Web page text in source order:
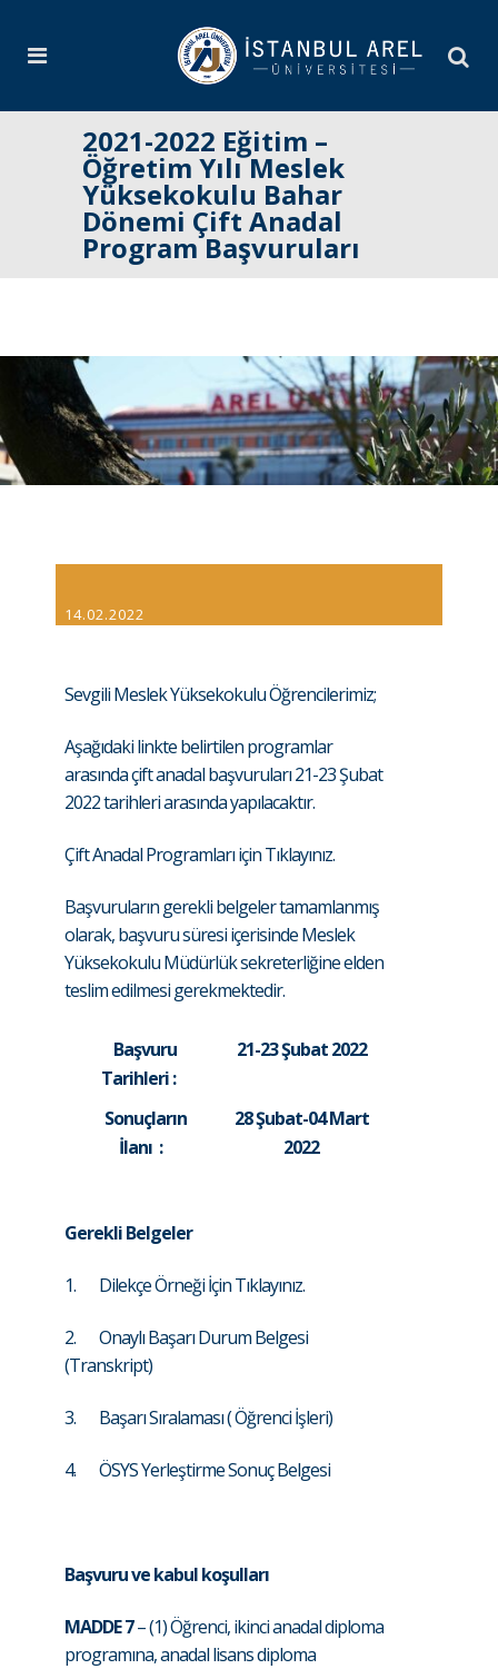
2021-2022 Eğitim –
Öğretim Yılı Meslek
Yüksekokulu Bahar
Dönemi Çift Anadal
Program Başvuruları
14.02.2022
Sevgili Meslek Yüksekokulu Öğrencilerimiz;
Aşağıdaki linkte belirtilen programlar
arasında çift anadal başvuruları 21-23 Şubat
2022 tarihleri arasında yapılacaktır.
Çift Anadal Programları için Tıklayınız.
Başvuruların gerekli belgeler tamamlanmış
olarak, başvuru süresi içerisinde Meslek
Yüksekokulu Müdürlük sekreterliğine elden
teslim edilmesi gerekmektedir.
Başvuru
Tarihleri :
21-23 Şubat 2022
Sonuçların
İlanı :
28 Şubat-04 Mart
2022
Gerekli Belgeler
1. Dilekçe Örneği İçin Tıklayınız.
2. Onaylı Başarı Durum Belgesi
(Transkript)
3. Başarı Sıralaması ( Öğrenci İşleri)
4. ÖSYS Yerleştirme Sonuç Belgesi
Başvuru ve kabul koşulları
MADDE 7– (1) Öğrenci, ikinci anadal diploma
programına, anadal lisans diploma